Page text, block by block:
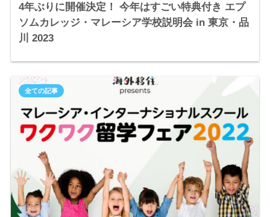
4年ぶりに開催決定！ 今年はすごい特典付き エプ
ソムカレッジ・マレーシア学校説明会 in 東京・品
川 2023
全ての記事